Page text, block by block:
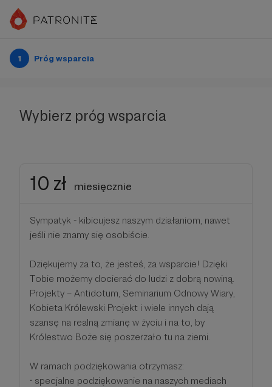
1 Próg wsparcia
Wybierz próg wsparcia
10 zł miesięcznie
Sympatyk - kibicujesz naszym działaniom, nawet
jeśli nie znamy się osobiście.
Dziękujemy za to, że jesteś, za wsparcie! Dzięki
Tobie możemy docierać do ludzi z dobrą nowiną.
Projekty – Antidotum, Seminarium Odnowy Wiary,
Kobieta Królewski Projekt i wiele innych dają
szansę na realną zmianę w życiu i na to, by
Królestwo Boże się poszerzało tu na ziemi.
W ramach podziękowania otrzymasz:
• specjalne podziękowanie na naszych mediach